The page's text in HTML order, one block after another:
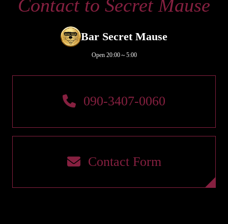
Contact to Secret Mause
Bar Secret Mause
Open 20:00～5:00
090-3407-0060
Contact Form